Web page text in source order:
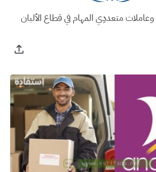
متعددِي المهام في قطاع الألبان